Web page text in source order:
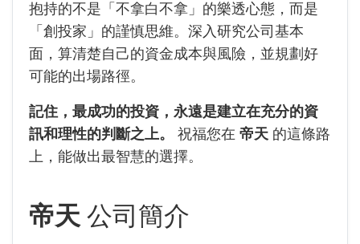
抱持的不是「不拿白不拿」的樂透心態，而是
「創投家」的謹慎思維。深入研究公司基本
面，算清楚自己的資金成本與風險，並規劃好
可能的出場路徑。
記住，最成功的投資，永遠是建立在充分的資
訊和理性的判斷之上。
祝福您在 帝天 的這條路
上，能做出最智慧的選擇。
帝天 公司簡介